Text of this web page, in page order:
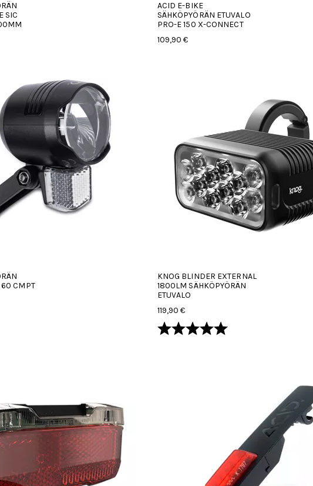
SIC
ACID E-BIKE
SÄHKÖPYÖRÄN ETUVALO
PRO-E 150 X-CONNECT
109,90 €
60 CMPT
KNOG BLINDER EXTERNAL
1800LM SÄHKÖPYÖRÄN
ETUVALO
119,90 €
Arvio: 5.0 5:sta tähdestä